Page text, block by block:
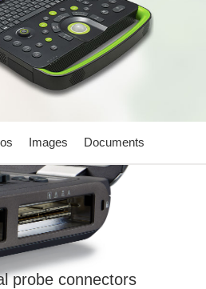
Images Documents
probe connectors